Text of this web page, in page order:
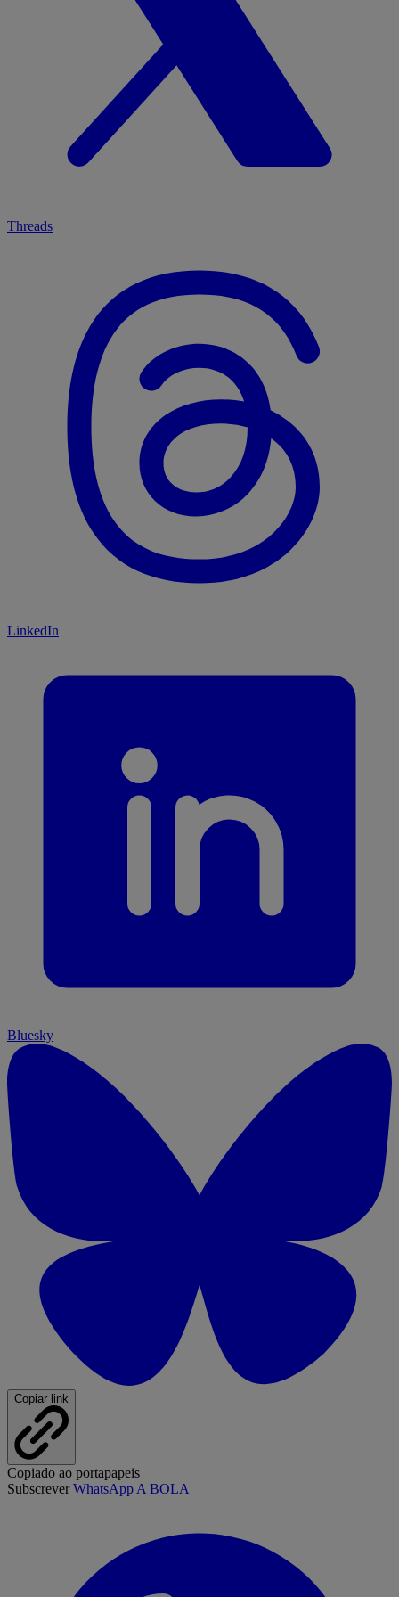
Threads
LinkedIn
Bluesky
Copiar link
Copiado ao portapapeis
SubscreverWhatsApp A BOLA